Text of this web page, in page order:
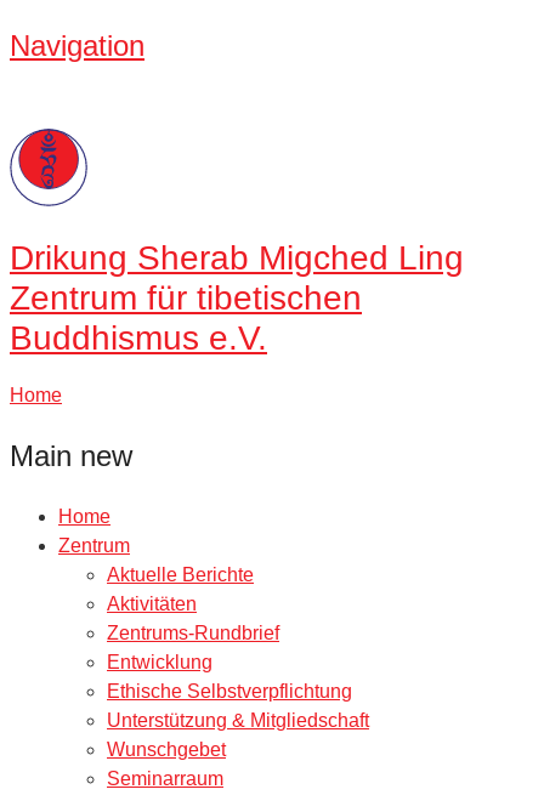
Navigation
Drikung Sherab Migched Ling
Zentrum für tibetischen
Buddhismus e.V.
Home
Main new
Home
Zentrum
Aktuelle Berichte
Aktivitäten
Zentrums-Rundbrief
Entwicklung
Ethische Selbstverpflichtung
Unterstützung & Mitgliedschaft
Wunschgebet
Seminarraum